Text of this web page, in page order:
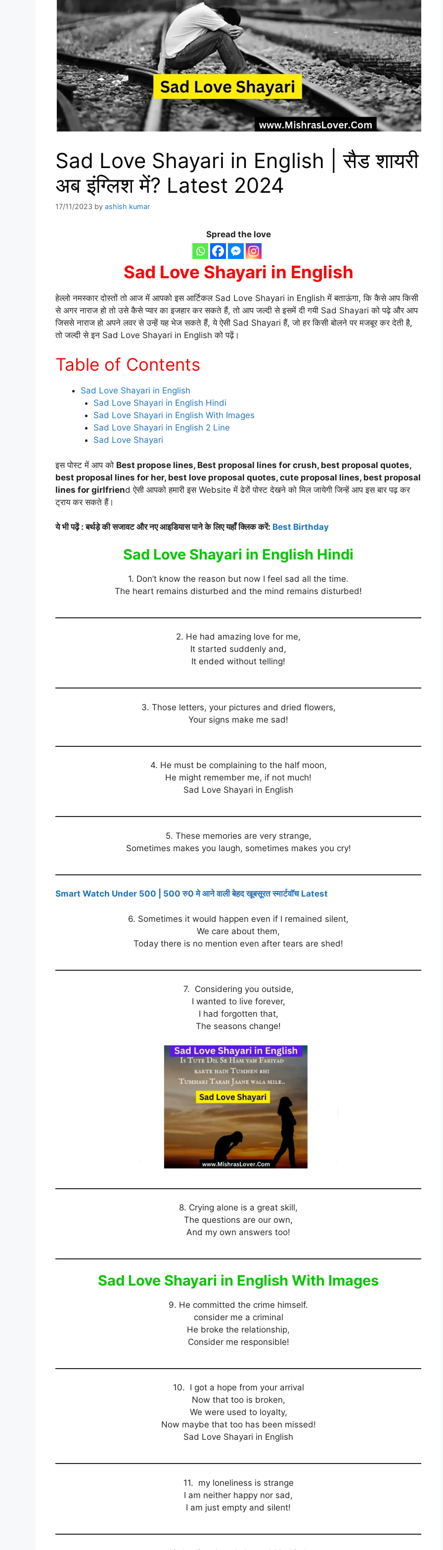
Sad Love Shayari in English | सैड शायरी
अब इंग्लिश में? Latest 2024
17/11/2023 by ashish kumar
Spread the love
Sad Love Shayari in English
हेल्लो नमस्कार दोस्तों तो आज में आपको इस आर्टिकल Sad Love Shayari in English में बताऊंगा, कि कैसे आप किसी
से अगर नाराज हो तो उसे कैसे प्यार का इजहार कर सकते हैं, तो आप जल्दी से इसमें दी गयी Sad Shayari को पढ़े और आप
जिससे नाराज हो अपने लवर से उन्हें यह भेज सकते हैं, ये ऐसी Sad Shayari हैं, जो हर किसी बोलने पर मजबूर कर देती है,
तो जल्दी से इन Sad Love Shayari in English को पढ़ें।
Table of Contents
Sad Love Shayari in English
Sad Love Shayari in English Hindi
Sad Love Shayari in English With Images
Sad Love Shayari in English 2 Line
Sad Love Shayari
इस पोस्ट में आप को Best propose lines, Best proposal lines for crush, best proposal quotes,
best proposal lines for her, best love proposal quotes, cute proposal lines, best proposal
lines for girlfriend ऐसी आपको हमारी इस Website में ढेरों पोस्ट देखने को मिल जायेगी जिन्हें आप इस बार पढ़ कर
ट्राय कर सकते हैं।
ये भी पढ़ें : बर्थड़े की सजावट और नए आइडियास पाने के लिए यहाँ क्लिक करें: Best Birthday
Sad Love Shayari in English Hindi
1. Don’t know the reason but now I feel sad all the time.
The heart remains disturbed and the mind remains disturbed!
2. He had amazing love for me,
It started suddenly and,
It ended without telling!
3. Those letters, your pictures and dried flowers,
Your signs make me sad!
4. He must be complaining to the half moon,
He might remember me, if not much!
Sad Love Shayari in English
5. These memories are very strange,
Sometimes makes you laugh, sometimes makes you cry!
Smart Watch Under 500 | 500 रु0 मे आने वाली बेहद खूबसूरत स्मार्टवॉच Latest
6. Sometimes it would happen even if I remained silent,
We care about them,
Today there is no mention even after tears are shed!
7. Considering you outside,
I wanted to live forever,
I had forgotten that,
The seasons change!
8. Crying alone is a great skill,
The questions are our own,
And my own answers too!
Sad Love Shayari in English With Images
9. He committed the crime himself.
consider me a criminal
He broke the relationship,
Consider me responsible!
10. I got a hope from your arrival
Now that too is broken,
We were used to loyalty,
Now maybe that too has been missed!
Sad Love Shayari in English
11. my loneliness is strange
I am neither happy nor sad,
I am just empty and silent!